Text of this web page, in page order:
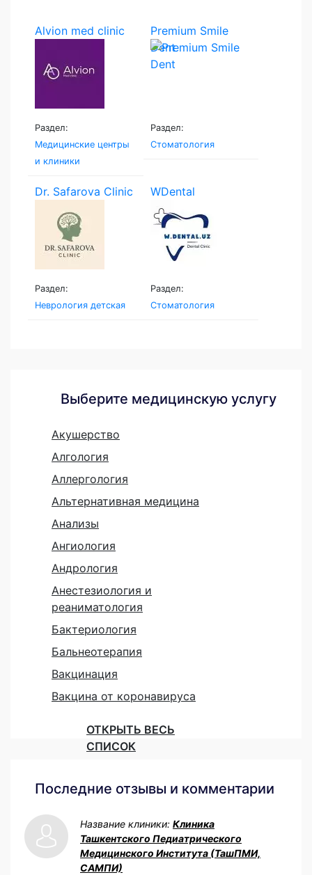
Alvion med clinic
Раздел:
Медицинские центры
и клиники
Premium Smile
Dent
Раздел:
Стоматология
Dr. Safarova Clinic
Раздел:
Неврология детская
WDental
Раздел:
Стоматология
Выберите медицинскую услугу
Акушерство
Алгология
Аллергология
Альтернативная медицина
Анализы
Ангиология
Андрология
Анестезиология и
реаниматология
Бактериология
Бальнеотерапия
Вакцинация
Вакцина от коронавируса
ОТКРЫТЬ ВЕСЬ
СПИСОК
Последние отзывы и комментарии
Название клиники: Клиника
Ташкентского Педиатрического
Медицинского Института (ТашПМИ,
САМПИ)